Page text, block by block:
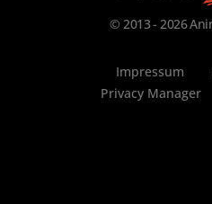
© 2013 - 2026
Impressum
Privacy Manager